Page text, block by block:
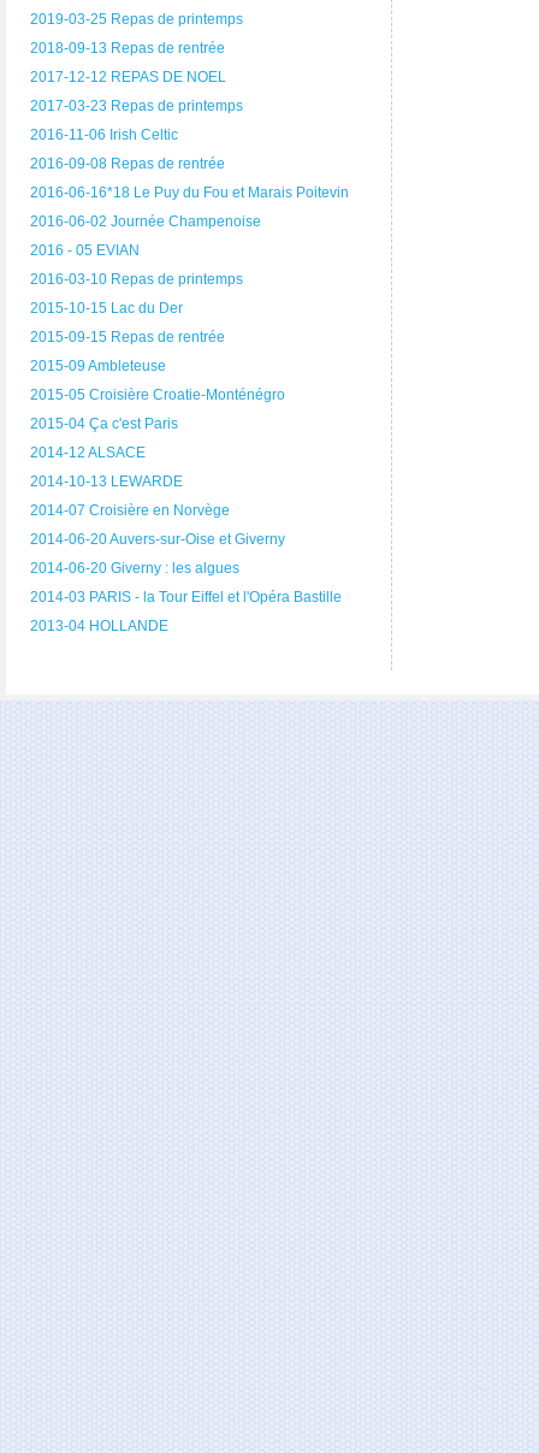
2019-03-25 Repas de printemps
2018-09-13 Repas de rentrée
2017-12-12 REPAS DE NOEL
2017-03-23 Repas de printemps
2016-11-06 Irish Celtic
2016-09-08 Repas de rentrée
2016-06-16*18 Le Puy du Fou et Marais Poitevin
2016-06-02 Journée Champenoise
2016 - 05 EVIAN
2016-03-10 Repas de printemps
2015-10-15 Lac du Der
2015-09-15 Repas de rentrée
2015-09 Ambleteuse
2015-05 Croisière Croatie-Monténégro
2015-04 Ça c'est Paris
2014-12 ALSACE
2014-10-13 LEWARDE
2014-07 Croisière en Norvège
2014-06-20 Auvers-sur-Oise et Giverny
2014-06-20 Giverny : les algues
2014-03 PARIS - la Tour Eiffel et l'Opéra Bastille
2013-04 HOLLANDE